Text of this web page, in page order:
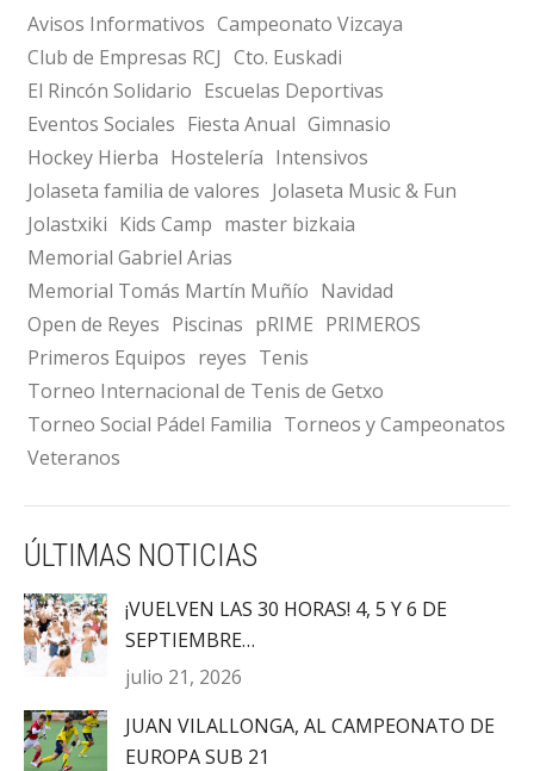
Avisos Informativos Campeonato Vizcaya
Club de Empresas RCJ Cto. Euskadi
El Rincón Solidario Escuelas Deportivas
Eventos Sociales Fiesta Anual Gimnasio
Hockey Hierba Hostelería Intensivos
Jolaseta familia de valores Jolaseta Music & Fun
Jolastxiki Kids Camp master bizkaia
Memorial Gabriel Arias
Memorial Tomás Martín Muñío Navidad
Open de Reyes Piscinas pRIME PRIMEROS
Primeros Equipos reyes Tenis
Torneo Internacional de Tenis de Getxo
Torneo Social Pádel Familia Torneos y Campeonatos
Veteranos
ÚLTIMAS NOTICIAS
¡VUELVEN LAS 30 HORAS! 4, 5 Y 6 DE
SEPTIEMBRE…
julio 21, 2026
JUAN VILALLONGA, AL CAMPEONATO DE
EUROPA SUB 21